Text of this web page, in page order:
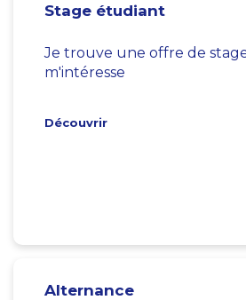
Stage étudiant
Je trouve une offre de
m'intéresse
Découvrir
Alternance